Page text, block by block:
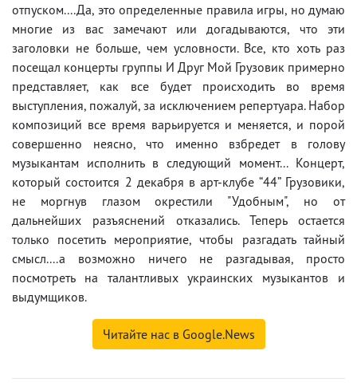
отпуском....Да, это определенные правила игры, но думаю
многие из вас замечают или догадываются, что эти
заголовки не больше, чем условности. Все, кто хоть раз
посещал концерты группы И Друг Мой Грузовик примерно
представляет, как все будет происходить во время
выступления, пожалуй, за исключением репертуара. Набор
композиций все время варьируется и меняется, и порой
совершенно неясно, что именно взбредет в голову
музыкантам исполнить в следующий момент... Концерт,
который состоится 2 декабря в арт-клубе “44” Грузовики,
не моргнув глазом окрестили "Удобным", но от
дальнейших разъяснений отказались. Теперь остается
только посетить мероприятие, чтобы разгадать тайный
смысл....а возможно ничего не разгадывая, просто
посмотреть на талантливых украинских музыкантов и
выдумщиков.
Читайте нас в Google.News